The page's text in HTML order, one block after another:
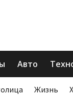
Авто
Жизнь